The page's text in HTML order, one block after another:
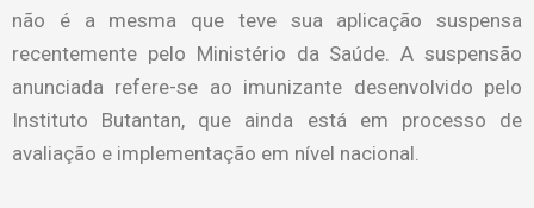
não é a mesma que teve sua aplicação suspensa
recentemente pelo Ministério da Saúde. A suspensão
anunciada refere-se ao imunizante desenvolvido pelo
Instituto Butantan, que ainda está em processo de
avaliação e implementação em nível nacional.